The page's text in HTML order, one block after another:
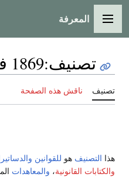
القائمة الرئيسية
المعرفة
تصنيف:1869 في القانون
تصنيف ناقش هذه الصفحة
هذا التصنيف هو للقوانين
والكتابات القانونية، والمعاهدات